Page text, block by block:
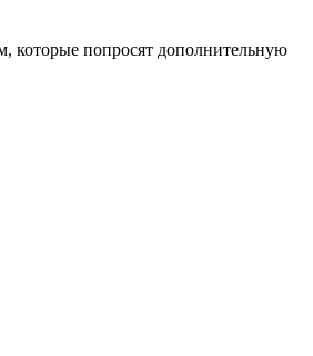
которые попросят дополнительную